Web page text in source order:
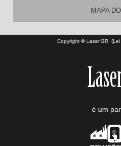
MAPA
Copyright © Laser BR.
é um